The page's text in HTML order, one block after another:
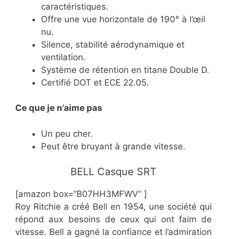
caractéristiques.
​Offre une vue horizontale de 190° à l’œil
nu.
​Silence, stabilité aérodynamique et
ventilation.
​Système de rétention en titane Double D.
​Certifié DOT et ECE 22.05.
Ce que je n’aime pas
​Un peu cher.
​Peut être bruyant à grande vitesse.
​​​BELL Casque SRT
[amazon box=”​​B07HH3MFWV” ]
Roy Ritchie a créé Bell en 1954, une société qui
répond aux besoins de ceux qui ont faim de
vitesse. Bell a gagné la confiance et l’admiration